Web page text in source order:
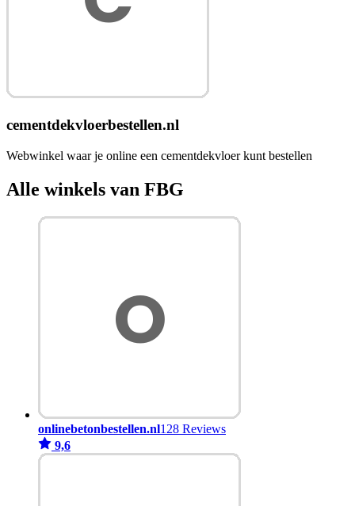
cementdekvloerbestellen.nl
Webwinkel waar je online een cementdekvloer kunt bestellen
Alle winkels van FBG
onlinebetonbestellen.nl128 Reviews
9,6